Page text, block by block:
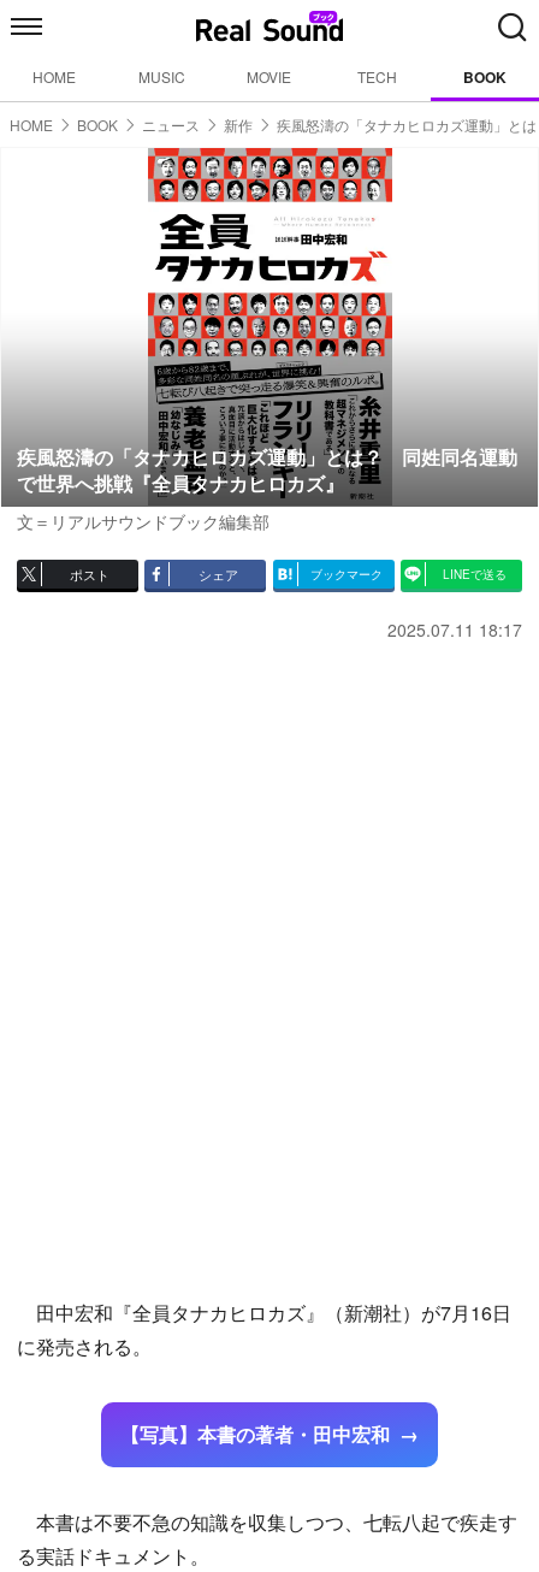
HOME MUSIC MOVIE TECH BOOK
HOME BOOK ニュース 新作 疾風怒濤の「タナカヒロカズ運動」と
疾風怒濤の「タナカヒロカズ運動」とは？ 同姓同名運動
で世界へ挑戦『全員タナカヒロカズ』
文＝リアルサウンドブック編集部
ポスト シェア ブックマーク LINEで送る
2025.07.11 18:17
田中宏和『全員タナカヒロカズ』（新潮社）が7月16日
に発売される。
【写真】本書の著者・田中宏和
本書は不要不急の知識を収集しつつ、七転八起で疾走す
る実話ドキュメント。